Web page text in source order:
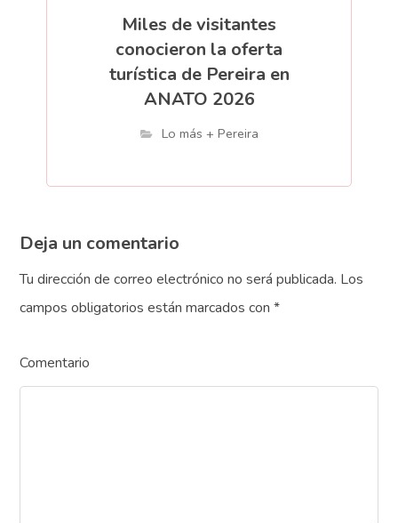
Miles de visitantes
conocieron la oferta
turística de Pereira en
ANATO 2026
Lo más + Pereira
Deja un comentario
Tu dirección de correo electrónico no será publicada. Los
campos obligatorios están marcados con*
Comentario